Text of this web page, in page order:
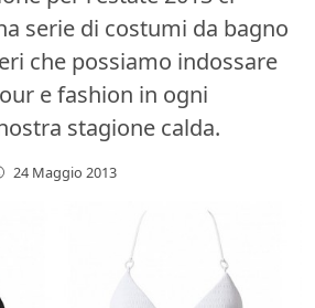
serie di costumi da bagno
che possiamo indossare
e fashion in ogni
stagione calda.
24 Maggio 2013